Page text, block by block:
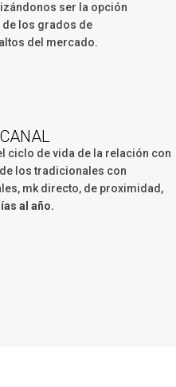
ser la opción
los grados de
del mercado.
ciclo de vida de la relación con
los tradicionales con
mk directo, de proximidad,
al año.